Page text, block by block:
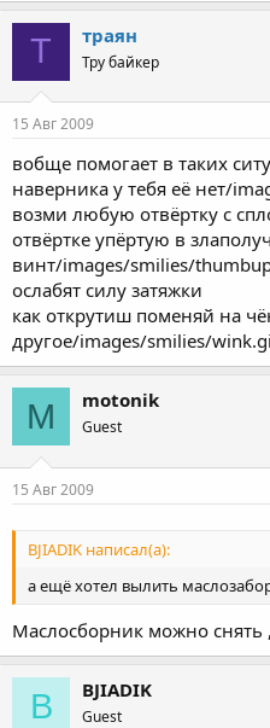
Т траян
Тру байкер
15 Авг 2009
вобще помогает в таких
наверника у тебя её нет/
возми любую отвёртку с
отвёртке упёртую в
винт/images/smilies/
ослабят силу затяжки
как открутиш поменяй на
другое/images/smilies/
M motonik
Guest
15 Авг 2009
BJIADIK написал(а):
а ещё хотел вылить
Маслосборник можно снять
B BJIADIK
Guest